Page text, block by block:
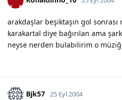
arakdaşlar beşiktaşın gol
karakartal diye bağırılan ama
neyse nerden bulabilirim o
Bjk57 25 Eyl 2004